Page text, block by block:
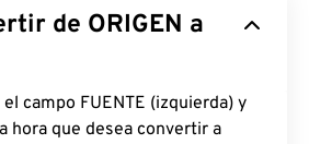
de ORIGEN a
campo FUENTE (izquierda) y
hora que desea convertir a